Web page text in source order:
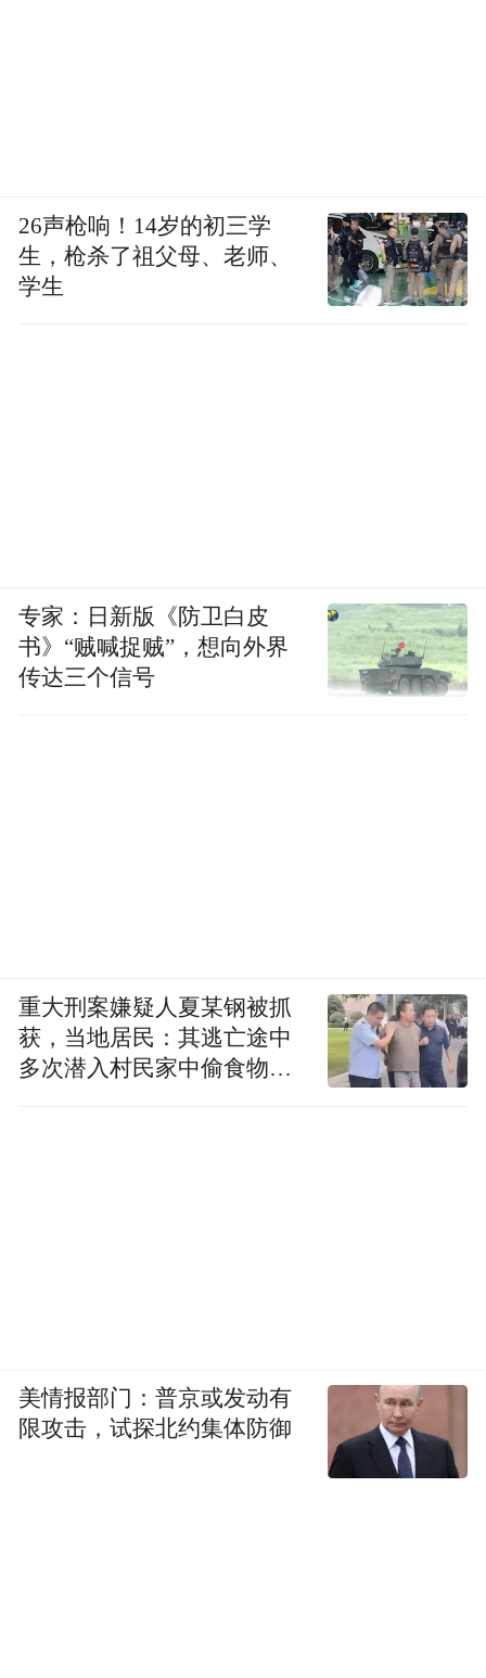
26声枪响！14岁的初三学
生，枪杀了祖父母、老师、
学生
专家：日新版《防卫白皮
书》“贼喊捉贼”，想向外界
传达三个信号
重大刑案嫌疑人夏某钢被抓
获，当地居民：其逃亡途中
多次潜入村民家中偷食物被
美情报部门：普京或发动有
限攻击，试探北约集体防御